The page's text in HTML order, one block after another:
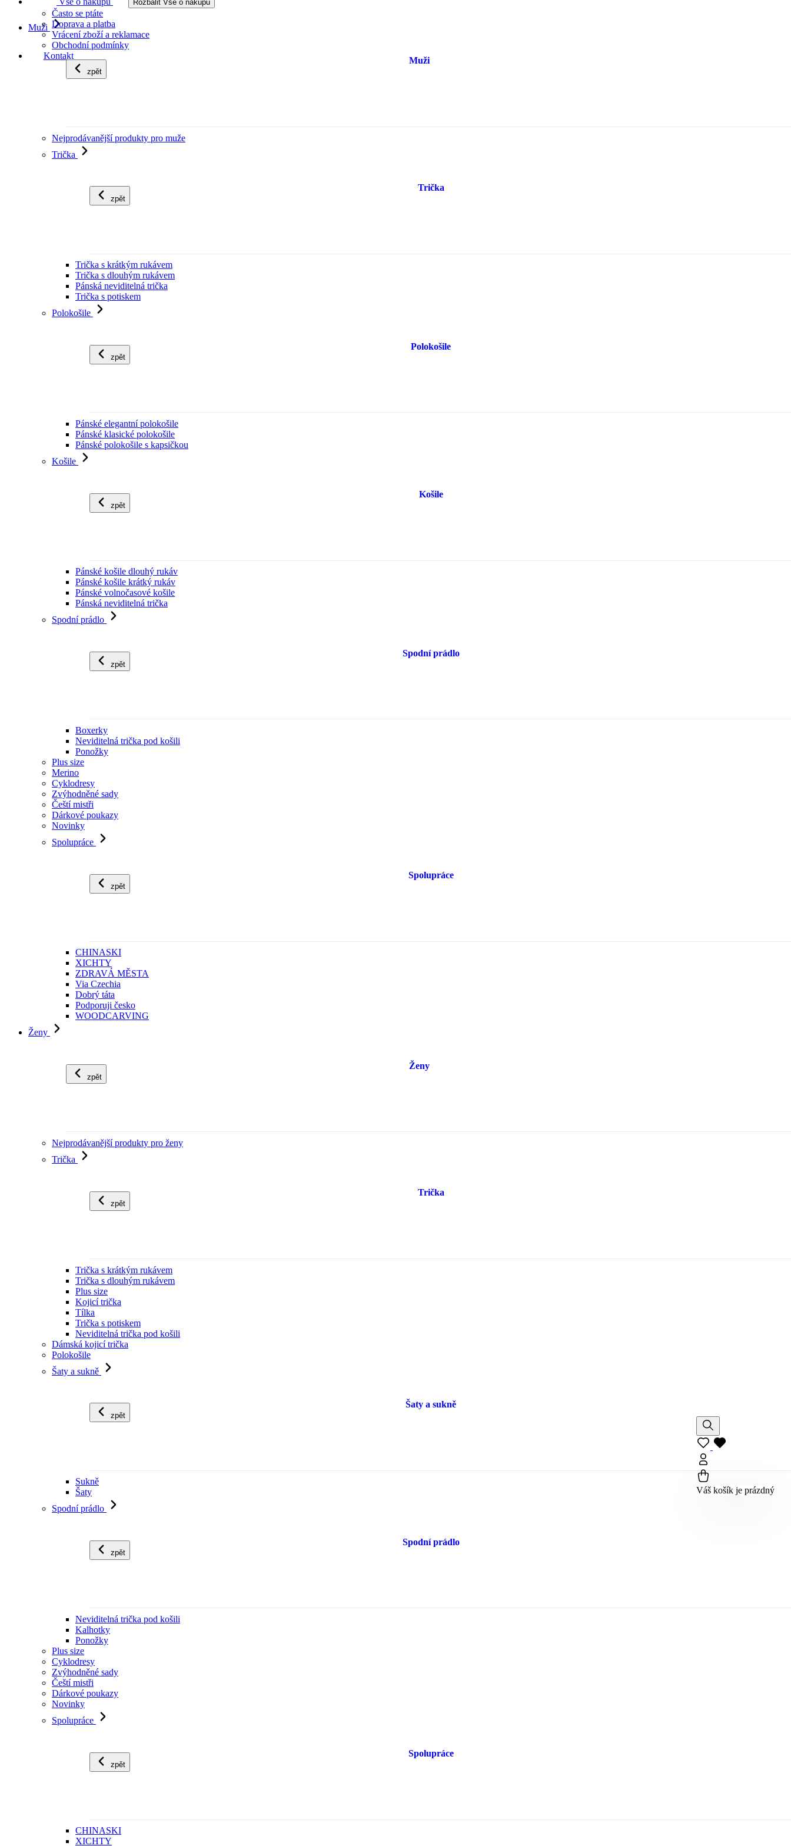
Rozbalit Vše o nákupu
Často se ptáte
Doprava a platba
Vrácení zboží a reklamace
Obchodní podmínky
Kontakt
Muži
zpět
Muži
Nejprodávanější produkty pro muže
Trička
zpět
Trička
Trička s krátkým rukávem
Trička s dlouhým rukávem
Pánská neviditelná trička
Trička s potiskem
Polokošile
zpět
Polokošile
Pánské elegantní polokošile
Pánské klasické polokošile
Pánské polokošile s kapsičkou
Košile
zpět
Košile
Pánské košile dlouhý rukáv
Pánské košile krátký rukáv
Pánské volnočasové košile
Pánská neviditelná trička
Spodní prádlo
zpět
Spodní prádlo
Boxerky
Neviditelná trička pod košili
Ponožky
Plus size
Merino
Cyklodresy
Zvýhodněné sady
Čeští mistři
Dárkové poukazy
Novinky
Spolupráce
zpět
Spolupráce
CHINASKI
XICHTY
ZDRAVÁ MĚSTA
Via Czechia
Dobrý táta
Podporuji česko
WOODCARVING
Ženy
zpět
Ženy
Nejprodávanější produkty pro ženy
Trička
zpět
Trička
Trička s krátkým rukávem
Trička s dlouhým rukávem
Plus size
Kojicí trička
Tílka
Trička s potiskem
Neviditelná trička pod košili
Dámská kojicí trička
Polokošile
Šaty a sukně
zpět
Šaty a sukně
Sukně
Šaty
Spodní prádlo
zpět
Spodní prádlo
Neviditelná trička pod košili
Kalhotky
Ponožky
Plus size
Cyklodresy
Zvýhodněné sady
Čeští mistři
Dárkové poukazy
Novinky
Spolupráce
zpět
Spolupráce
CHINASKI
XICHTY
Váš košík je prázdný